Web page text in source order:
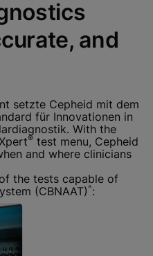
Aktivieren
diese
Cookies aktivieren
& aktualisieren
Fertig
and
setzte Cepheid mit dem
für Innovationen in
With the
® test menu, Cepheid
and where clinicians
the tests capable of
(CBNAAT) ^: